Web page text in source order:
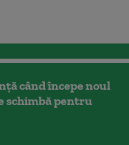
când începe noul
schimbă pentru